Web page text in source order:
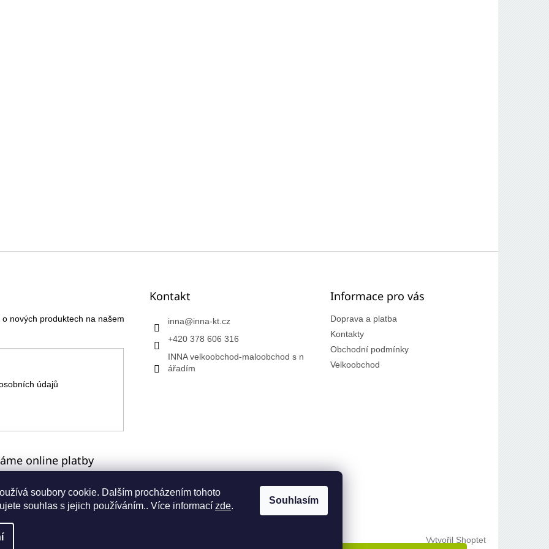
soubory cookie. Dalším procházením tohoto
souhlas s jejich používáním.. Více informací zde.
Souhlasím
nových produktech na našem
údajů
Kontakt
inna@inna-kt.cz
+420 378 606 316
INNA velkoobchod-maloobchod s n
ářadím
Informace pro vás
Doprava a platba
Kontakty
Obchodní podmínky
Velkoobchod
online platby
Vytvořil Shoptet